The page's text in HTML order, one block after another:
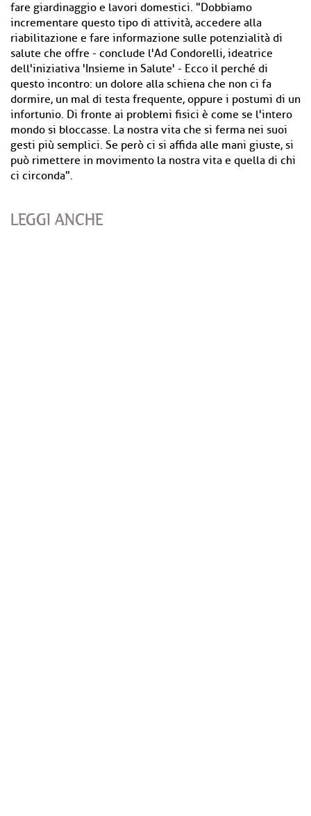
fare giardinaggio e lavori domestici. "Dobbiamo
incrementare questo tipo di attività, accedere alla
riabilitazione e fare informazione sulle potenzialità di
salute che offre - conclude l'Ad Condorelli, ideatrice
dell'iniziativa 'Insieme in Salute' - Ecco il perché di
questo incontro: un dolore alla schiena che non ci fa
dormire, un mal di testa frequente, oppure i postumi di un
infortunio. Di fronte ai problemi fisici è come se l'intero
mondo si bloccasse. La nostra vita che si ferma nei suoi
gesti più semplici. Se però ci si affida alle mani giuste, si
può rimettere in movimento la nostra vita e quella di chi
ci circonda".
LEGGI ANCHE